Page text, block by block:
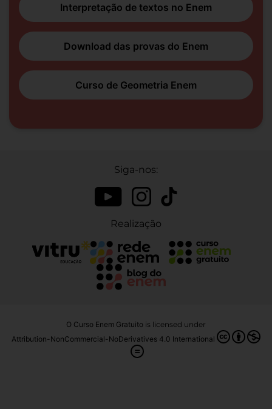
Interpretação de textos no Enem
Download das provas do Enem
Curso de Geometria Enem
Siga-nos:
Realização
O Curso Enem Gratuito is licensed under
Attribution-NonCommercial-NoDerivatives 4.0 International